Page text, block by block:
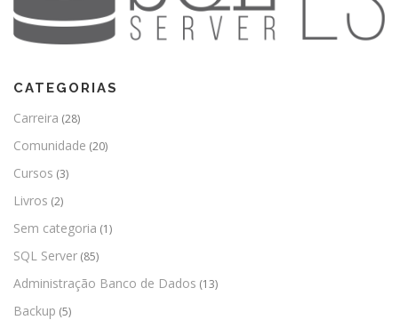
CATEGORIAS
Carreira (28)
Comunidade (20)
Cursos (3)
Livros (2)
Sem categoria (1)
SQL Server (85)
Administração Banco de Dados (13)
Backup (5)